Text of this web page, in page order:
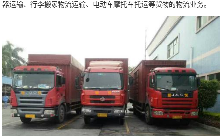
器运输、行李搬家物流运输、电动车摩托车托运等货物的物流业务。